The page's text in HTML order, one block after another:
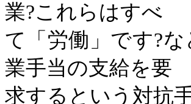
業?これらはすべ
て「労働」です?な
業手当の支給を要
求するという対抗